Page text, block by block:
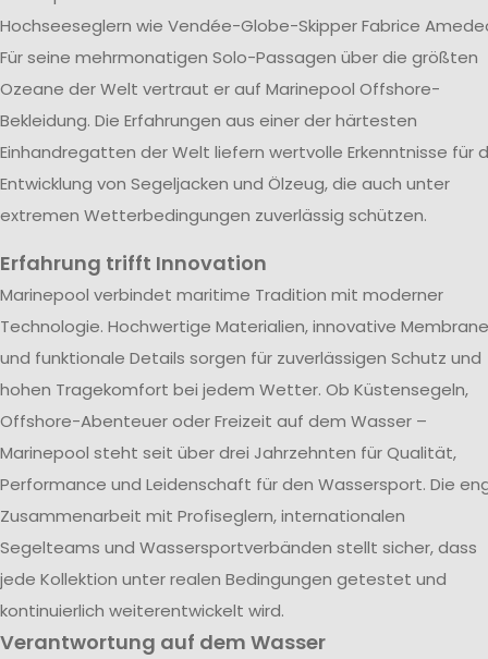
Hochseeseglern wie Vendée-Globe-Skipper Fabrice
Für seine mehrmonatigen Solo-Passagen über die größten
Ozeane der Welt vertraut er auf Marinepool Offshore-
Bekleidung. Die Erfahrungen aus einer der härtesten
Einhandregatten der Welt liefern wertvolle Erkenntnisse für
Entwicklung von Segeljacken und Ölzeug, die auch unter
extremen Wetterbedingungen zuverlässig schützen.
Erfahrung trifft Innovation
Marinepool verbindet maritime Tradition mit moderner
Technologie. Hochwertige Materialien, innovative
und funktionale Details sorgen für zuverlässigen Schutz und
hohen Tragekomfort bei jedem Wetter. Ob Küstensegeln,
Offshore-Abenteuer oder Freizeit auf dem Wasser –
Marinepool steht seit über drei Jahrzehnten für Qualität,
Performance und Leidenschaft für den Wassersport. Die
Zusammenarbeit mit Profiseglern, internationalen
Segelteams und Wassersportverbänden stellt sicher, dass
jede Kollektion unter realen Bedingungen getestet und
kontinuierlich weiterentwickelt wird.
Verantwortung auf dem Wasser